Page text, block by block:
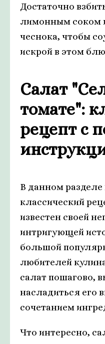
Достаточно
лимонным соком
чеснока, чтобы
искрой в этом
Салат
томате":
рецепт с
В данном
классический
известен своей
интригующей
большой
любителей
салат пошагово,
насладиться его
сочетанием
Что интересно,